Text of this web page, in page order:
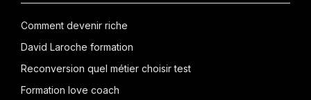
Comment devenir riche
David Laroche formation
Reconversion quel métier choisir test
Formation love coach